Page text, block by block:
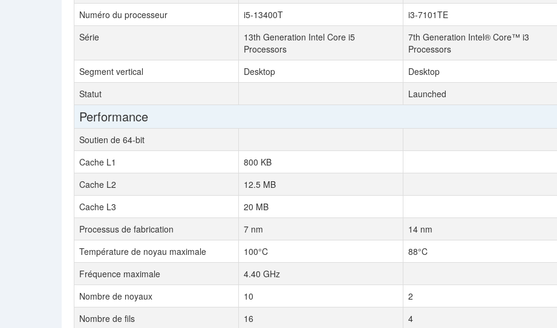
Numéro du processeur i5-13400T
i3-7101TE
Série
13th Generation Intel Core i5
Processors
7th Generation Intel® Core™ i3
Processors
Segment vertical
Desktop
Desktop
Statut
Launched
Performance
Soutien de 64-bit
Cache L1
800 KB
Cache L2
12.5 MB
Cache L3
20 MB
Processus de fabrication
7 nm
14 nm
Température de noyau maximale
100°C
88°C
Fréquence maximale
4.40 GHz
Nombre de noyaux
10
2
Nombre de fils
16
4